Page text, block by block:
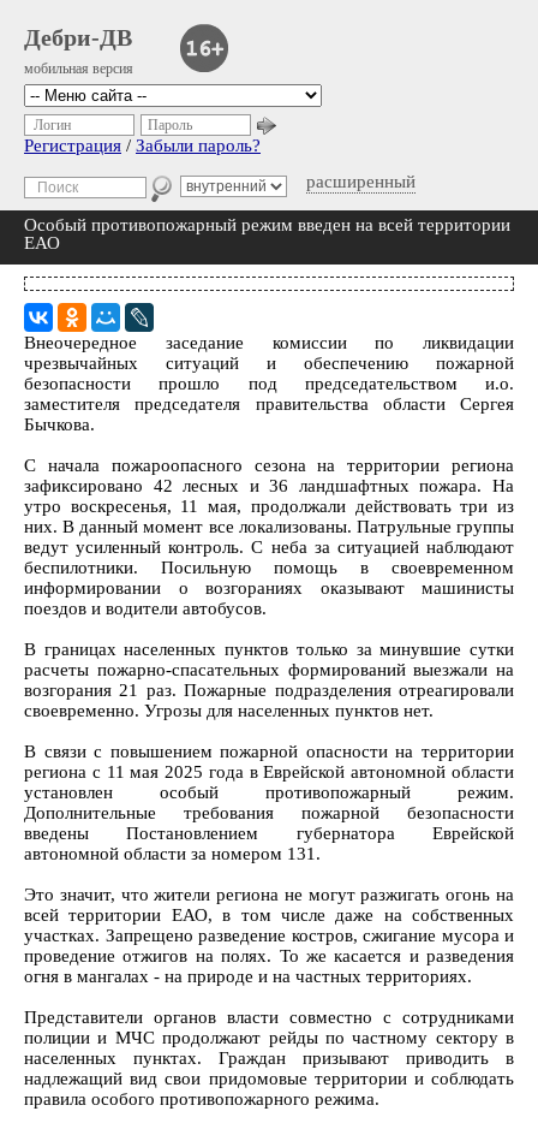
Дебри-ДВ
мобильная версия
расширенный
Логин Пароль
Регистрация / Забыли пароль?
Особый противопожарный режим введен на всей территории
ЕАО
Внеочередное заседание комиссии по ликвидации
чрезвычайных ситуаций и обеспечению пожарной
безопасности прошло под председательством и.о.
заместителя председателя правительства области Сергея
Бычкова.
С начала пожароопасного сезона на территории региона
зафиксировано 42 лесных и 36 ландшафтных пожара. На
утро воскресенья, 11 мая, продолжали действовать три из
них. В данный момент все локализованы. Патрульные группы
ведут усиленный контроль. С неба за ситуацией наблюдают
беспилотники. Посильную помощь в своевременном
информировании о возгораниях оказывают машинисты
поездов и водители автобусов.
В границах населенных пунктов только за минувшие сутки
расчеты пожарно-спасательных формирований выезжали на
возгорания 21 раз. Пожарные подразделения отреагировали
своевременно. Угрозы для населенных пунктов нет.
В связи с повышением пожарной опасности на территории
региона с 11 мая 2025 года в Еврейской автономной области
установлен особый противопожарный режим.
Дополнительные требования пожарной безопасности
введены Постановлением губернатора Еврейской
автономной области за номером 131.
Это значит, что жители региона не могут разжигать огонь на
всей территории ЕАО, в том числе даже на собственных
участках. Запрещено разведение костров, сжигание мусора и
проведение отжигов на полях. То же касается и разведения
огня в мангалах - на природе и на частных территориях.
Представители органов власти совместно с сотрудниками
полиции и МЧС продолжают рейды по частному сектору в
населенных пунктах. Граждан призывают приводить в
надлежащий вид свои придомовые территории и соблюдать
правила особого противопожарного режима.